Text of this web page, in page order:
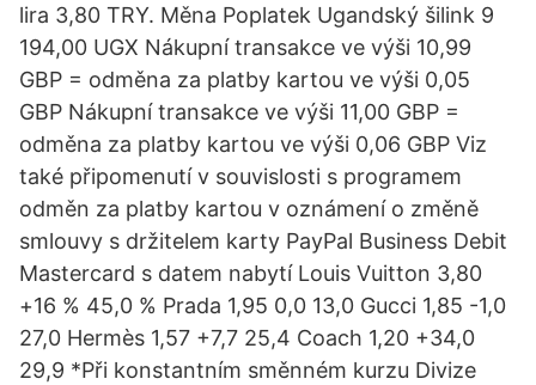
lira 3,80 TRY. Měna Poplatek Ugandský šilink 9
194,00 UGX Nákupní transakce ve výši 10,99
GBP = odměna za platby kartou ve výši 0,05
GBP Nákupní transakce ve výši 11,00 GBP =
odměna za platby kartou ve výši 0,06 GBP Viz
také připomenutí v souvislosti s programem
odměn za platby kartou v oznámení o změně
smlouvy s držitelem karty PayPal Business Debit
Mastercard s datem nabytí Louis Vuitton 3,80
+16 % 45,0 % Prada 1,95 0,0 13,0 Gucci 1,85 -1,0
27,0 Hermès 1,57 +7,7 25,4 Coach 1,20 +34,0
29,9 *Při konstantním směnném kurzu Divize